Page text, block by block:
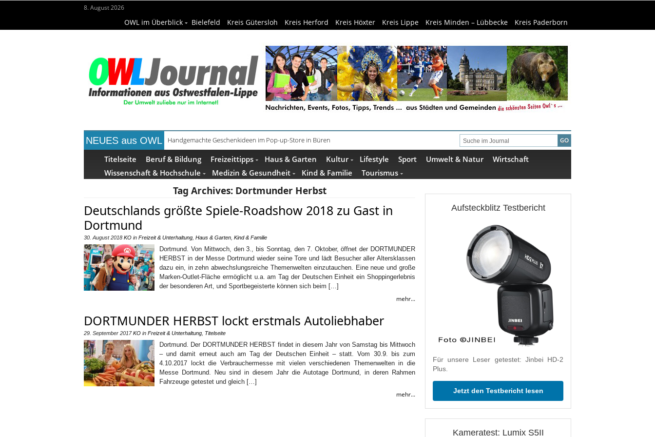
8. August 2026
OWL im Überblick Bielefeld Kreis Gütersloh Kreis Herford Kreis Höxter Kreis Lippe Kreis Minden – Lübbecke Kreis Paderborn
NEUES aus OWL Handgemachte Geschenkideen im Pop-up-Store in Büren
Titelseite Beruf & Bildung Freizeittipps Haus & Garten Kultur Lifestyle Sport Umwelt & Natur
Wirtschaft
Wissenschaft & Hochschule
Medizin & Gesundheit Kind & Familie Tourismus
Tag Archives: Dortmunder Herbst
Deutschlands größte Spiele-Roadshow 2018 zu Gast in
Dortmund
30. August 2018 KO in Freizeit & Unterhaltung Haus & Garten Kind & Familie
Dortmund. Von Mittwoch, den 3., bis Sonntag, den 7. Oktober, öffnet der DORTMUNDER
HERBST in der Messe Dortmund wieder seine Tore und lädt Besucher aller Altersklassen
dazu ein, in zehn abwechslungsreiche Themenwelten einzutauchen. Eine neue und große
Marken-Outlet-Fläche ermöglicht u.a. am Tag der Deutschen Einheit ein Shoppingerlebnis
der besonderen Art, und Sportbegeisterte können sich beim […]
mehr...
DORTMUNDER HERBST lockt erstmals Autoliebhaber
29. September 2017 KO in Freizeit & Unterhaltung Titelseite
Dortmund. Der DORTMUNDER HERBST findet in diesem Jahr von Samstag bis Mittwoch
– und damit erneut auch am Tag der Deutschen Einheit – statt. Vom 30.9. bis zum
4.10.2017 lockt die Verbrauchermesse mit vielen verschiedenen Themenwelten in die
Messe Dortmund. Neu sind in diesem Jahr die Autotage Dortmund, in deren Rahmen
Fahrzeuge getestet und gleich […]
mehr...
Aufsteckblitz Testbericht
Für unsere Leser getestet: Jinbei HD-2
Plus.
Jetzt den Testbericht lesen
Kameratest: Lumix S5II